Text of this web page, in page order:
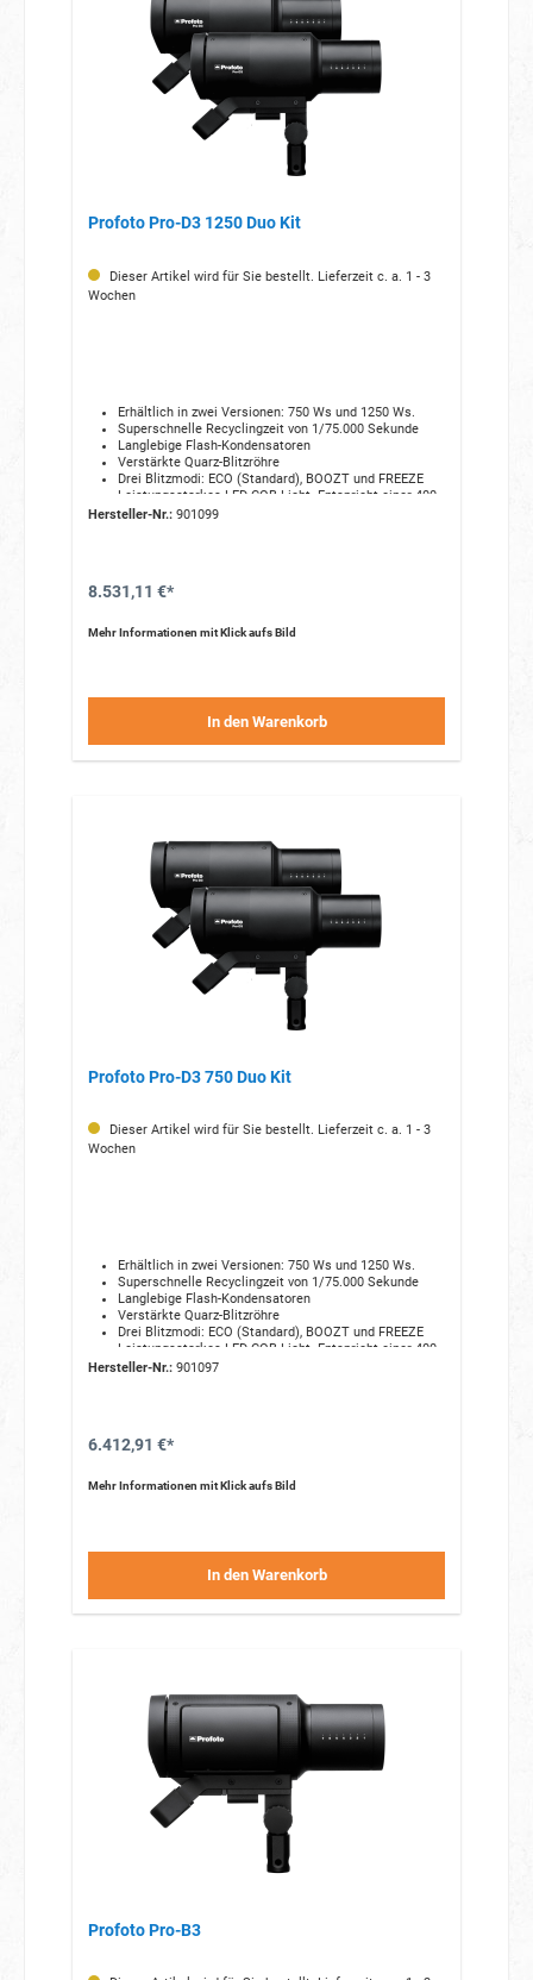
Profoto Pro-D3 1250 Duo Kit
Dieser Artikel wird für Sie bestellt. Lieferzeit c. a. 1 - 3
Wochen
Erhältlich in zwei Versionen: 750 Ws und 1250 Ws.
Superschnelle Recyclingzeit von 1/75.000 Sekunde
Langlebige Flash-Kondensatoren
Verstärkte Quarz-Blitzröhre
Drei Blitzmodi: ECO (Standard), BOOZT und FREEZE
Leistungsstarkes LED-COB-Licht. Entspricht einer 400-
W-Halogenlampe
Hersteller-Nr.:901099
8.531,11 €*
Mehr Informationen mit Klick aufs Bild
In den Warenkorb
Profoto Pro-D3 750 Duo Kit
Dieser Artikel wird für Sie bestellt. Lieferzeit c. a. 1 - 3
Wochen
Erhältlich in zwei Versionen: 750 Ws und 1250 Ws.
Superschnelle Recyclingzeit von 1/75.000 Sekunde
Langlebige Flash-Kondensatoren
Verstärkte Quarz-Blitzröhre
Drei Blitzmodi: ECO (Standard), BOOZT und FREEZE
Leistungsstarkes LED-COB-Licht. Entspricht einer 400-
W-Halogenlampe
Hersteller-Nr.:901097
6.412,91 €*
Mehr Informationen mit Klick aufs Bild
In den Warenkorb
Profoto Pro-B3